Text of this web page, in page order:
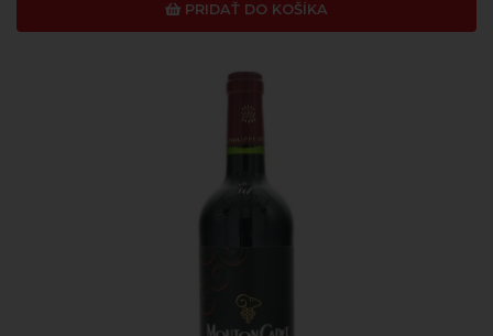
PRIDAŤ DO KOŠÍKA